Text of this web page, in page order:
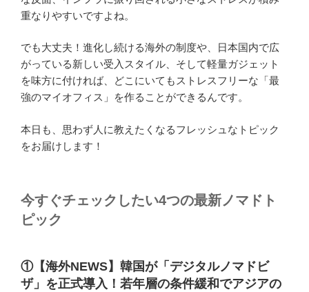
重なりやすいですよね。
でも大丈夫！進化し続ける海外の制度や、日本国内で広
がっている新しい受入スタイル、そして軽量ガジェット
を味方に付ければ、どこにいてもストレスフリーな「最
強のマイオフィス」を作ることができるんです。
本日も、思わず人に教えたくなるフレッシュなトピック
をお届けします！
今すぐチェックしたい4つの最新ノマドト
ピック
①【海外NEWS】韓国が「デジタルノマドビ
ザ」を正式導入！若年層の条件緩和でアジアの